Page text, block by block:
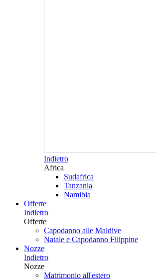
Indietro
Africa
Sudafrica
Tanzania
Namibia
Offerte
Indietro
Offerte
Capodanno alle Maldive
Natale e Capodanno Filippine
Nozze
Indietro
Nozze
Matrimonio all'estero